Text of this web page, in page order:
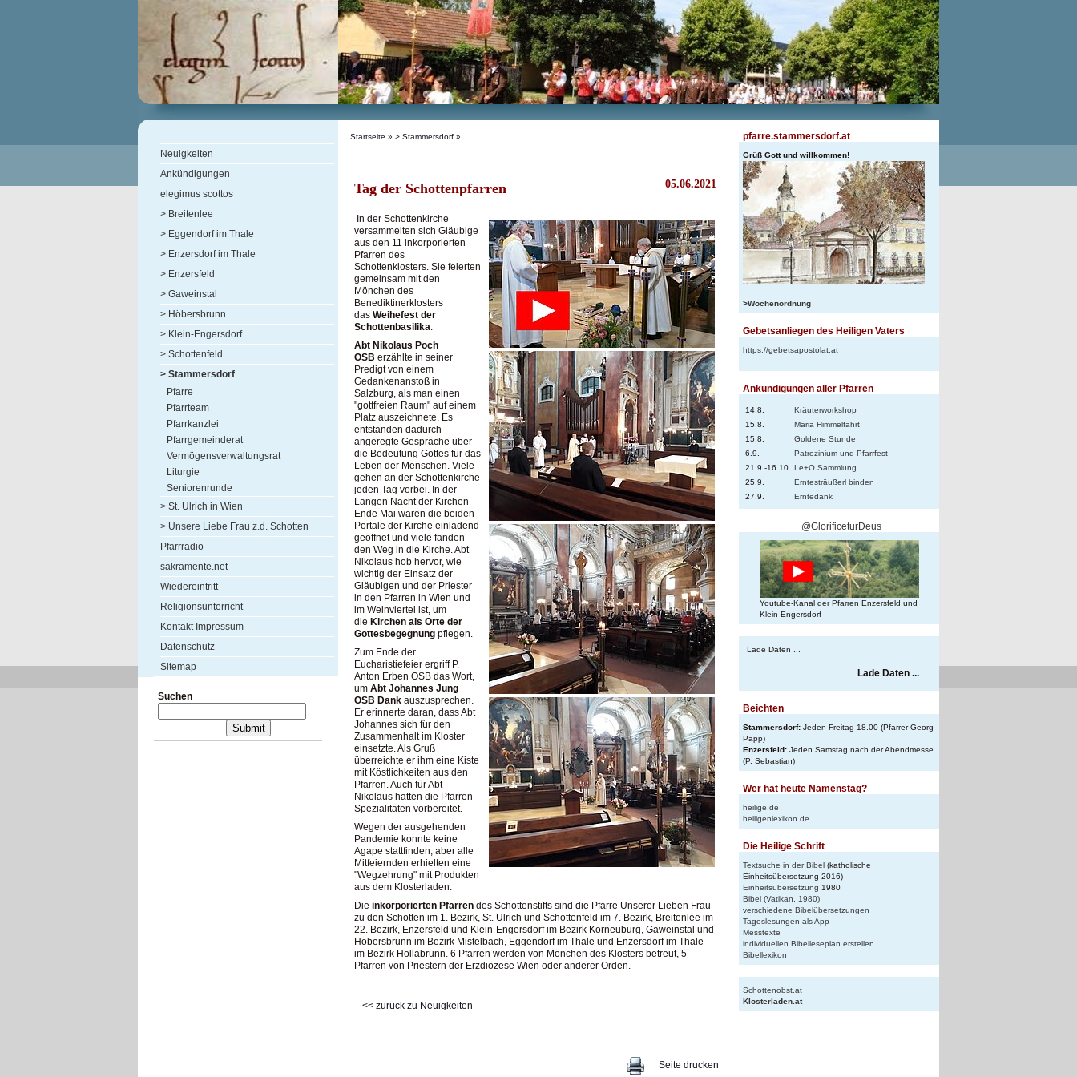
Neuigkeiten
Ankündigungen
elegimus scottos
> Breitenlee
> Eggendorf im Thale
> Enzersdorf im Thale
> Enzersfeld
> Gaweinstal
> Höbersbrunn
> Klein-Engersdorf
> Schottenfeld
> Stammersdorf
Pfarre
Pfarrteam
Pfarrkanzlei
Pfarrgemeinderat
Vermögensverwaltungsrat
Liturgie
Seniorenrunde
> St. Ulrich in Wien
> Unsere Liebe Frau z.d. Schotten
Pfarrradio
sakramente.net
Wiedereintritt
Religionsunterricht
Kontakt Impressum
Datenschutz
Sitemap
Suchen
Startseite » > Stammersdorf »
05.06.2021
Tag der Schottenpfarren
In der Schottenkirche
versammelten sich Gläubige
aus den 11 inkorporierten
Pfarren des
Schottenklosters. Sie feierten
gemeinsam mit den
Mönchen des
Benediktinerklosters
das Weihefest der
Schottenbasilika.
Abt Nikolaus Poch
OSB erzählte in seiner
Predigt von einem
Gedankenanstoß in
Salzburg, als man einen
"gottfreien Raum" auf einem
Platz auszeichnete. Es
entstanden dadurch
angeregte Gespräche über
die Bedeutung Gottes für das
Leben der Menschen. Viele
gehen an der Schottenkirche
jeden Tag vorbei. In der
Langen Nacht der Kirchen
Ende Mai waren die beiden
Portale der Kirche einladend
geöffnet und viele fanden
den Weg in die Kirche. Abt
Nikolaus hob hervor, wie
wichtig der Einsatz der
Gläubigen und der Priester
in den Pfarren in Wien und
im Weinviertel ist, um
die Kirchen als Orte der
Gottesbegegnung pflegen.
Zum Ende der
Eucharistiefeier ergriff P.
Anton Erben OSB das Wort,
um Abt Johannes Jung
OSB Dank auszusprechen.
Er erinnerte daran, dass Abt
Johannes sich für den
Zusammenhalt im Kloster
einsetzte. Als Gruß
überreichte er ihm eine Kiste
mit Köstlichkeiten aus den
Pfarren. Auch für Abt
Nikolaus hatten die Pfarren
Spezialitäten vorbereitet.
Wegen der ausgehenden
Pandemie konnte keine
Agape stattfinden, aber alle
Mitfeiernden erhielten eine
"Wegzehrung" mit Produkten
aus dem Klosterladen.
Die inkorporierten Pfarren des Schottenstifts sind die Pfarre Unserer Lieben Frau
zu den Schotten im 1. Bezirk, St. Ulrich und Schottenfeld im 7. Bezirk, Breitenlee im
22. Bezirk, Enzersfeld und Klein-Engersdorf im Bezirk Korneuburg, Gaweinstal und
Höbersbrunn im Bezirk Mistelbach, Eggendorf im Thale und Enzersdorf im Thale
im Bezirk Hollabrunn. 6 Pfarren werden von Mönchen des Klosters betreut, 5
Pfarren von Priestern der Erzdiözese Wien oder anderer Orden.
<< zurück zu Neuigkeiten
Seite drucken
pfarre.stammersdorf.at
Grüß Gott und willkommen!
>Wochenordnung
Gebetsanliegen des Heiligen Vaters
https://gebetsapostolat.at
Ankündigungen aller Pfarren
14.8.
Kräuterworkshop
15.8.
Maria Himmelfahrt
15.8.
Goldene Stunde
6.9.
Patrozinium und Pfarrfest
21.9.-16.10.
Le+O Sammlung
25.9.
Erntesträußerl binden
27.9.
Erntedank
@GlorificeturDeus
Youtube-Kanal der Pfarren Enzersfeld und
Klein-Engersdorf
Lade Daten ...
Lade Daten ...
Beichten
Stammersdorf: Jeden Freitag 18.00 (Pfarrer Georg
Papp)
Enzersfeld: Jeden Samstag nach der Abendmesse
(P. Sebastian)
Wer hat heute Namenstag?
heilige.de
heiligenlexikon.de
Die Heilige Schrift
Textsuche in der Bibel (katholische
Einheitsübersetzung 2016)
Einheitsübersetzung 1980
Bibel (Vatikan, 1980)
verschiedene Bibelübersetzungen
Tageslesungen als App
Messtexte
individuellen Bibelleseplan erstellen
Bibellexikon
Schottenobst.at
Klosterladen.at